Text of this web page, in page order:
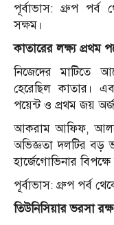
পূর্বাভাস: গ্রুপ পর্ব
সক্ষম।
কাতারের লক্ষ্য প্রথম
নিজেদের মাটিতে
হেরেছিল কাতার।
পয়েন্ট ও প্রথম জয়
আকরাম আফিফ,
অভিজ্ঞতা দলটির বড়
হার্জেগোভিনার
পূর্বাভাস: গ্রুপ পর্ব
তিউনিসিয়ার ভরসা